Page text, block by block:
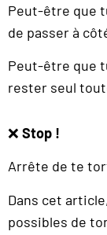
Peut-être que
de passer à
Peut-être que
rester seul
❌ Stop !
Arrête de te
Dans cet
possibles de